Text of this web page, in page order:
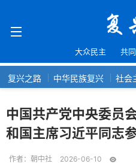
大众民主 共
复兴之路 中华民族复兴 社会
中国共产党中央委员
和国主席习近平同志
作者： 朝中社 2026-06-10